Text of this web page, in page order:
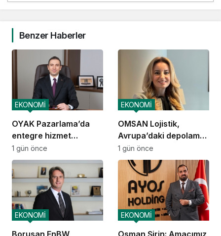
Benzer Haberler
OYAK Pazarlama’da
entegre hizmet
ekosistemi kuruluyor
EKONOMİ
1 gün önce
OMSAN Lojistik,
Avrupa’daki depolama
ve dağıtım
operasyonlarına
başladı
EKONOMİ
1 gün önce
EKONOMİ EKONOMİ